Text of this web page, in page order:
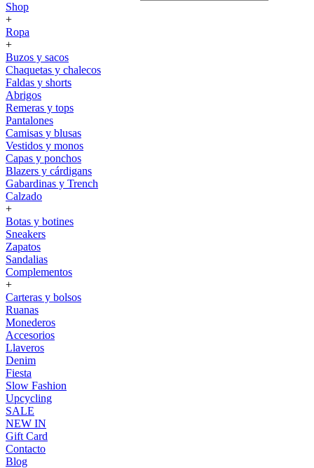
Shop
+
Ropa
+
Buzos y sacos
Chaquetas y chalecos
Faldas y shorts
Abrigos
Remeras y tops
Pantalones
Camisas y blusas
Vestidos y monos
Capas y ponchos
Blazers y cárdigans
Gabardinas y Trench
Calzado
+
Botas y botines
Sneakers
Zapatos
Sandalias
Complementos
+
Carteras y bolsos
Ruanas
Monederos
Accesorios
Llaveros
Denim
Fiesta
Slow Fashion
Upcycling
SALE
NEW IN
Gift Card
Contacto
Blog